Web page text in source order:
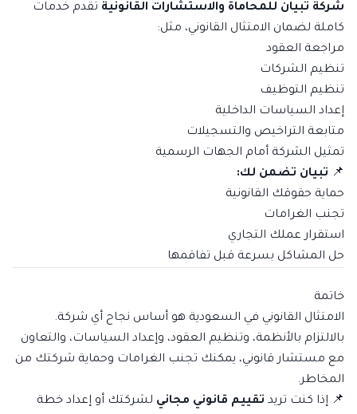
شركة تبيان للمحاماة والاستشارات القانونية تقدم خدمات
كاملة لضمان الامتثال القانوني، مثل:
مراجعة العقود
تنظيم الشركات
تنظيم التوظيف
إعداد السياسات الداخلية
متابعة التراخيص والتسجيلات
تمثيل الشركة أمام الجهات الرسمية
📌 تبيان تضمن لك:
حماية حقوقك القانونية
تجنب الغرامات
استقرار عملك التجاري
حل المشاكل بسرعة قبل تفاقمها
خاتمة
الامتثال القانوني في السعودية هو أساس نجاح أي شركة.
بالالتزام بالأنظمة، وتنظيم العقود، وإعداد السياسات، والتعاون
مع مستشار قانوني، يمكنك تجنب الغرامات وحماية شركتك من
المخاطر.
📌 إذا كنت تريد تقييم قانوني مجاني لشركتك أو إعداد خطة